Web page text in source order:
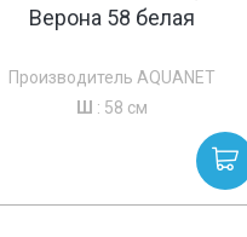
Верона 58 белая
Производитель AQUANET
Ш : 58 см